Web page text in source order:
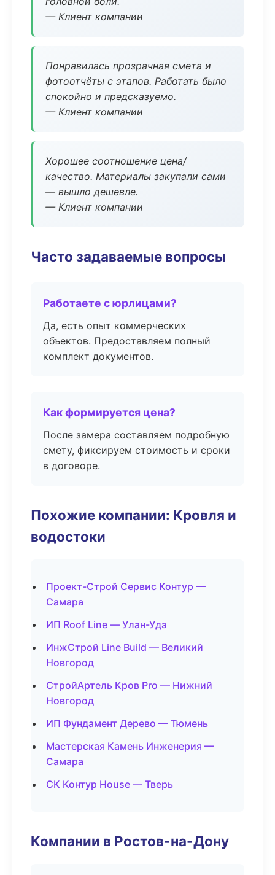
— Клиент компании
Понравилась прозрачная смета и
фотоотчёты с этапов. Работать было
спокойно и предсказуемо.
— Клиент компании
Хорошее соотношение цена/
качество. Материалы закупали сами
— вышло дешевле.
— Клиент компании
Часто задаваемые вопросы
Работаете с юрлицами?
Да, есть опыт коммерческих
объектов. Предоставляем полный
комплект документов.
Как формируется цена?
После замера составляем подробную
смету, фиксируем стоимость и сроки
в договоре.
Похожие компании: Кровля и
водостоки
Проект-Строй Сервис Контур —
Самара
ИП Roof Line — Улан-Удэ
ИнжСтрой Line Build — Великий
Новгород
СтройАртель Кров Pro — Нижний
Новгород
ИП Фундамент Дерево — Тюмень
Мастерская Камень Инженерия —
Самара
СК Контур House — Тверь
Компании в Ростов-на-Дону